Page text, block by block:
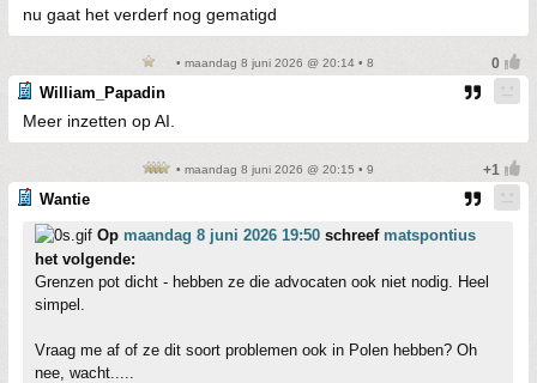
nu gaat het verderf nog gematigd
• maandag 8 juni 2026 @ 20:14 • 8
William_Papadin
Meer inzetten op AI.
• maandag 8 juni 2026 @ 20:15 • 9
Wantie
Op maandag 8 juni 2026 19:50 schreef matspontius
het volgende:
Grenzen pot dicht - hebben ze die advocaten ook niet nodig. Heel
simpel.
Vraag me af of ze dit soort problemen ook in Polen hebben? Oh
nee, wacht.....